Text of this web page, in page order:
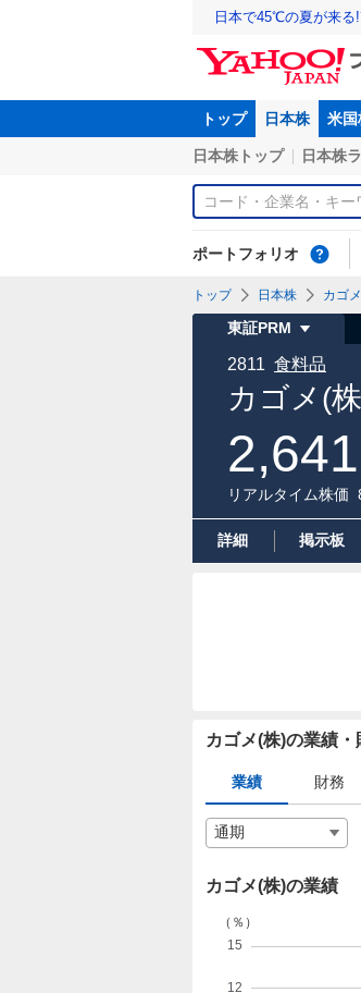
日本で45℃の夏が来
トップ 日本株 米国
日本株トップ 日本株
ポートフォリオ
トップ 日本株 カゴ
東証PRM
カゴメ(
2811 食料品
リアルタイム株価
詳細 掲示板
カゴメ(株)の業績
業績 財務
カゴメ(株)の業績